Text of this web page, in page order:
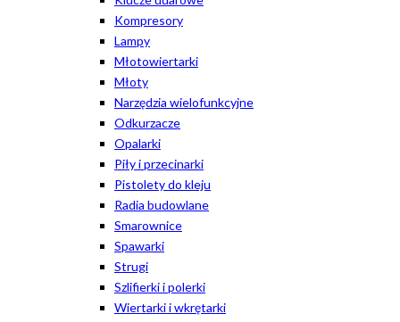
Kompresory
Lampy
Młotowiertarki
Młoty
Narzędzia wielofunkcyjne
Odkurzacze
Opalarki
Piły i przecinarki
Pistolety do kleju
Radia budowlane
Smarownice
Spawarki
Strugi
Szlifierki i polerki
Wiertarki i wkrętarki